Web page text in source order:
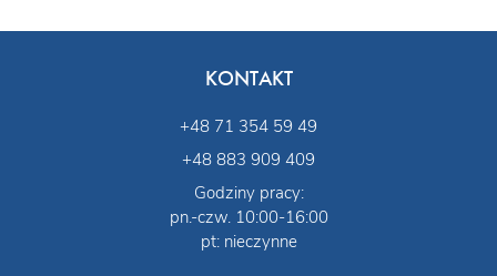
KONTAKT
+48 71 354 59 49
+48 883 909 409
Godziny pracy:
pn.-czw. 10:00-16:00
pt: nieczynne